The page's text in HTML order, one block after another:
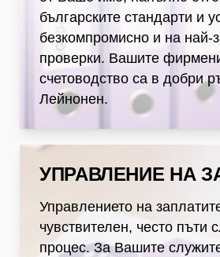
българските стандарти и
безкомпромисно и на най-
проверки. Вашите
счетоводство са в добри
Лейнонен.
УПРАВЛЕНИЕ НА
Управлението на
чувствителен, често пъти
процес. За Вашите
Управление на заплати